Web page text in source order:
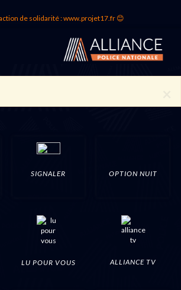
de solidarité : www.projet17.fr 😊
SIGNALER OPTION NUIT
LU POUR VOUS ALLIANCE TV